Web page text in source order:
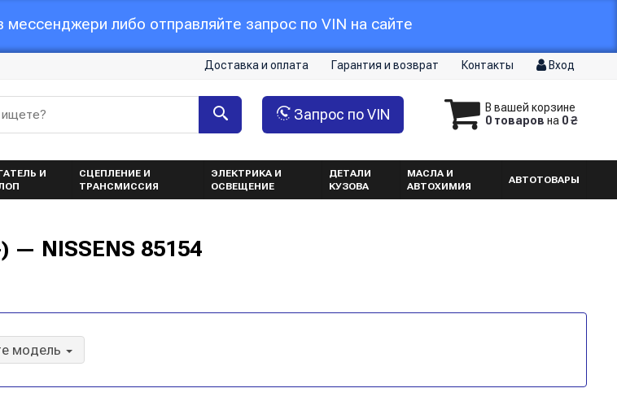
либо отправляйте запрос по VIN на сайте
Доставка и оплата Гарантия и возврат Контакты Вход
В вашей корзине
0 товаров на 0 ₴
Запрос по VIN
ищете?
И
СЦЕПЛЕНИЕ И
ТРАНСМИССИЯ
ЭЛЕКТРИКА И
ОСВЕЩЕНИЕ
ДЕТАЛИ
КУЗОВА
МАСЛА И
АВТОХИМИЯ
АВТОТОВАРЫ
— NISSENS 85154
модель